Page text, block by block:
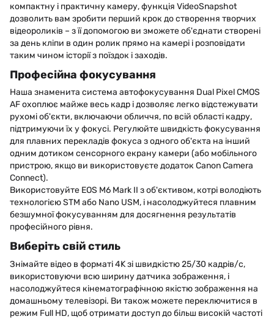
компактну і практичну камеру, функція VideoSnapshot
дозволить вам зробити перший крок до створення творчих
відеороликів – з її допомогою ви зможете об'єднати створені
за день кліпи в один ролик прямо на камері і розповідати
таким чином історії з поїздок і заходів.
Професійна фокусування
Наша знаменита система автофокусування Dual Pixel CMOS
AF охоплює майже весь кадр і дозволяє легко відстежувати
рухомі об'єкти, включаючи обличчя, по всій області кадру,
підтримуючи їх у фокусі. Регулюйте швидкість фокусування
для плавних перекладів фокуса з одного об'єкта на інший
одним дотиком сенсорного екрану камери (або мобільного
пристрою, якщо ви використовуєте додаток Canon Camera
Connect).
Використовуйте EOS M6 Mark II з об'єктивом, котрі володіють
технологією STM або Nano USM, і насолоджуйтеся плавним
безшумної фокусуванням для досягнення результатів
професійного рівня.
Виберіть свій стиль
Знімайте відео в форматі 4K зі швидкістю 25/30 кадрів/с,
використовуючи всю ширину датчика зображення, і
насолоджуйтеся кінематографічною якістю зображення на
домашньому телевізорі. Ви також можете переключитися в
режим Full HD, щоб отримати доступ до більш високій частоті